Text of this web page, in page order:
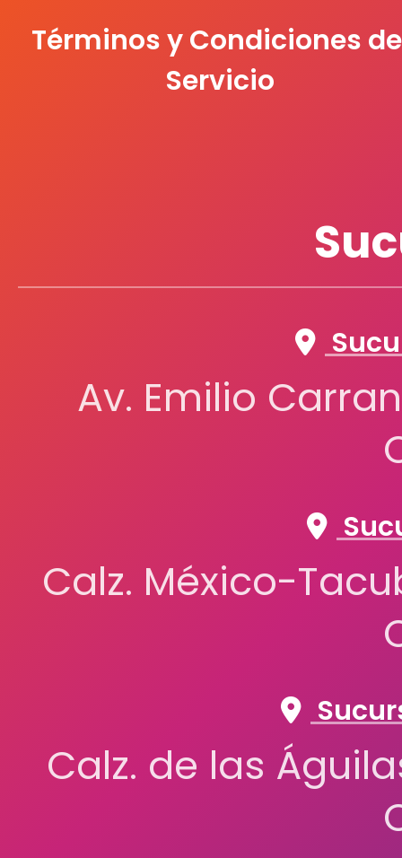
Términos y Condiciones
Servicio
Av. Emilio
Calz. México-
Calz. de las